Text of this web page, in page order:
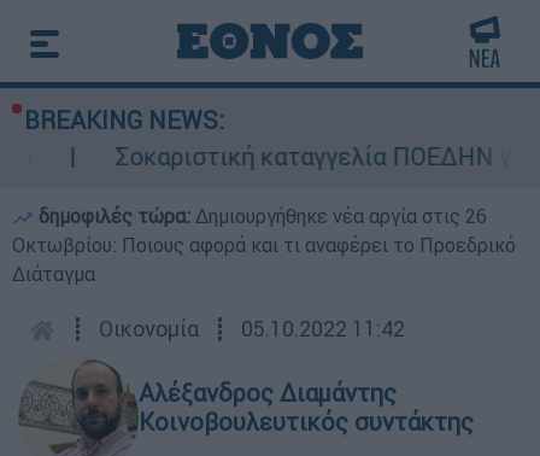
BREAKING NEWS:
Σοκαριστική καταγγελία ΠΟΕΔΗΝ για
δημοφιλές τώρα: Δημιουργήθηκε νέα αργία στις 26
Οκτωβρίου: Ποιους αφορά και τι αναφέρει το Προεδρικό
Διάταγμα
┋ Οικονομία ┋ 05.10.2022 11:42
Αλέξανδρος Διαμάντης
Κοινοβουλευτικός συντάκτης